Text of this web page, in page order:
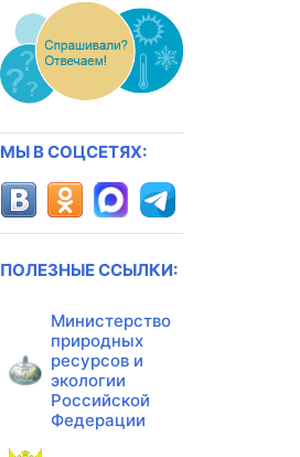
МЫ В СОЦСЕТЯХ:
ПОЛЕЗНЫЕ ССЫЛКИ:
Министерство
природных
ресурсов и
экологии
Российской
Федерации